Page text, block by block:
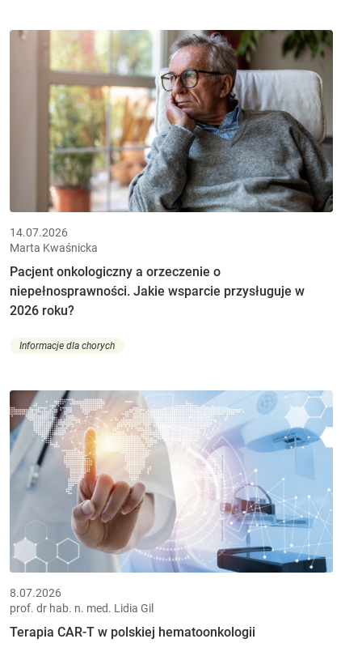
14.07.2026
Marta Kwaśnicka
Pacjent onkologiczny a orzeczenie o
niepełnosprawności. Jakie wsparcie przysługuje w
2026 roku?
Informacje dla chorych
8.07.2026
prof. dr hab. n. med. Lidia Gil
Terapia CAR-T w polskiej hematoonkologii